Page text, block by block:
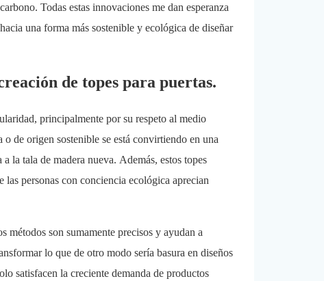
Todas estas innovaciones me dan esperanza
una forma más sostenible y ecológica de diseñar
de topes para puertas.
principalmente por su respeto al medio
de origen sostenible se está convirtiendo en una
la tala de madera nueva. Además, estos topes
personas con conciencia ecológica aprecian
son sumamente precisos y ayudan a
lo que de otro modo sería basura en diseños
satisfacen la creciente demanda de productos